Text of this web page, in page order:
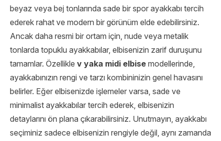
beyaz veya bej tonlarında sade bir spor ayakkabı tercih
ederek rahat ve modern bir görünüm elde edebilirsiniz.
Ancak daha resmi bir ortam için, nude veya metalik
tonlarda topuklu ayakkabılar, elbisenizin zarif duruşunu
tamamlar. Özellikle v yaka midi elbise modellerinde,
ayakkabınızın rengi ve tarzı kombininizin genel havasını
belirler. Eğer elbisenizde işlemeler varsa, sade ve
minimalist ayakkabılar tercih ederek, elbisenizin
detaylarını ön plana çıkarabilirsiniz. Unutmayın, ayakkabı
seçiminiz sadece elbisenizin rengiyle değil, aynı zamanda